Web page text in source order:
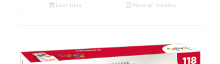
era:
72,50€. 63,80€.
Leer más Mostrar detalles